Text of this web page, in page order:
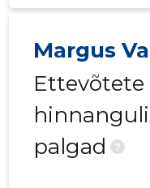
Margus
Ettevõtete
palgad
?